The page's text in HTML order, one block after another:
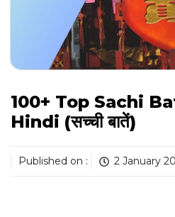
100+ Top Sachi
Hindi (सच्ची बातें)
Published on : 2 January